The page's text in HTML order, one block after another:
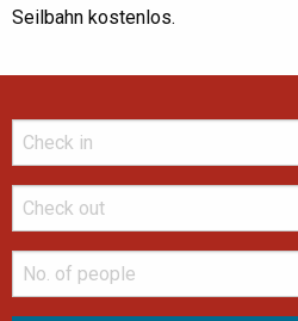
Seilbahn kostenlos.